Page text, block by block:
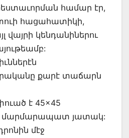
համար էր,
հացահատիկի,
վայրի կենդանիներու
քարէ տաճարն
է 45×45
մարմարապատ յատակ:
մէջ